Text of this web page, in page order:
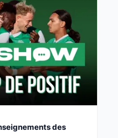
des